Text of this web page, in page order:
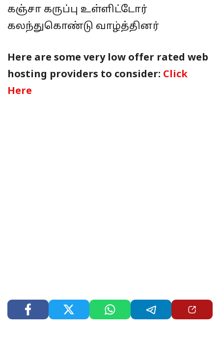
கஞ்சா கருப்பு உள்ளிட்டோர்
கலந்துகொண்டு வாழ்த்தினர்
Here are some very low offer rated web
hosting providers to consider: Click
Here